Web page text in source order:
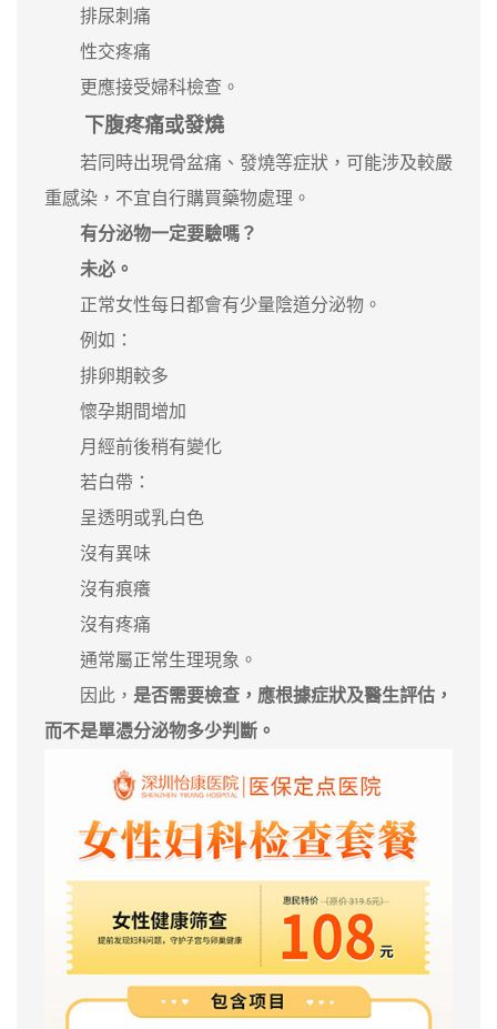
排尿刺痛
性交疼痛
更應接受婦科檢查。
下腹疼痛或發燒
若同時出現骨盆痛、發燒等症狀，可能涉及較嚴
重感染，不宜自行購買藥物處理。
有分泌物一定要驗嗎？
未必。
正常女性每日都會有少量陰道分泌物。
例如：
排卵期較多
懷孕期間增加
月經前後稍有變化
若白帶：
呈透明或乳白色
沒有異味
沒有痕癢
沒有疼痛
通常屬正常生理現象。
因此， 是否需要檢查，應根據症狀及醫生評估，
而不是單憑分泌物多少判斷。